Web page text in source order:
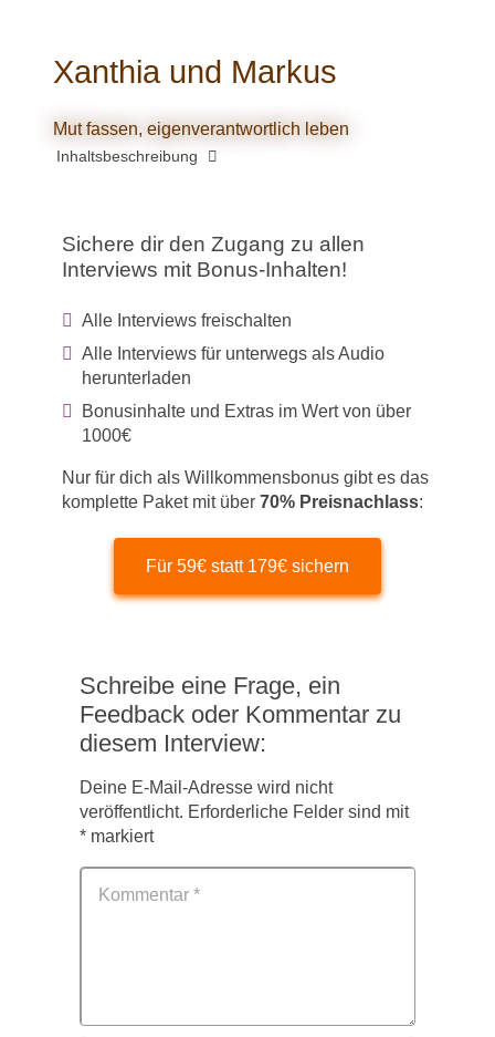
Xanthia und Markus
Mut fassen, eigenverantwortlich leben
Inhaltsbeschreibung
Sichere dir den Zugang zu allen
Interviews mit Bonus-Inhalten!
Alle Interviews freischalten
Alle Interviews für unterwegs als Audio
herunterladen
Bonusinhalte und Extras im Wert von über
1000€
Nur für dich als Willkommensbonus gibt es das
komplette Paket mit über 70% Preisnachlass:
Für 59€ statt 179€ sichern
Schreibe eine Frage, ein
Feedback oder Kommentar zu
diesem Interview:
Deine E-Mail-Adresse wird nicht
veröffentlicht. Erforderliche Felder sind mit
* markiert